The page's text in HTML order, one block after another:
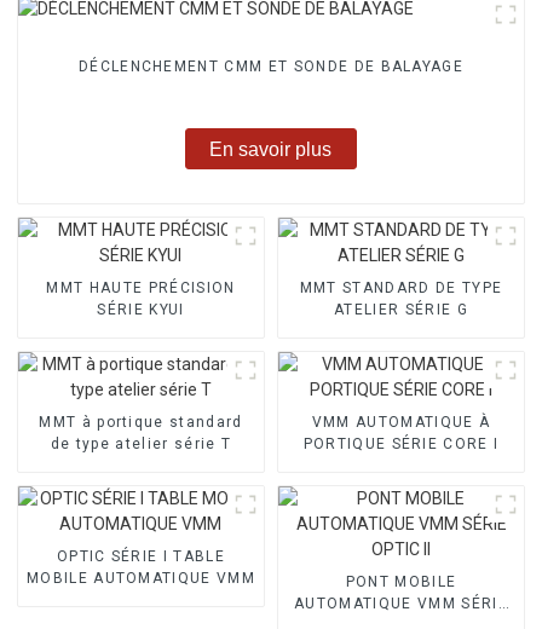
DÉCLENCHEMENT CMM ET SONDE DE BALAYAGE
En savoir plus
MMT HAUTE PRÉCISION
SÉRIE KYUI
MMT STANDARD DE TYPE
ATELIER SÉRIE G
MMT à portique standard
de type atelier série T
VMM AUTOMATIQUE À
PORTIQUE SÉRIE CORE I
OPTIC SÉRIE I TABLE
MOBILE AUTOMATIQUE VMM
PONT MOBILE
AUTOMATIQUE VMM SÉRIE